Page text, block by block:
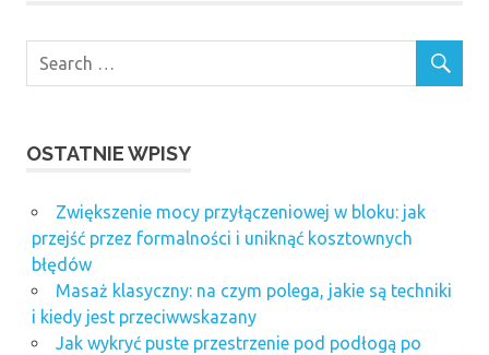
OSTATNIE WPISY
Zwiększenie mocy przyłączeniowej w bloku: jak
przejść przez formalności i uniknąć kosztownych
błędów
Masaż klasyczny: na czym polega, jakie są techniki
i kiedy jest przeciwwskazany
Jak wykryć puste przestrzenie pod podłogą po